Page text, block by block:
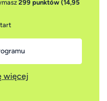
299 punktów (14,95
więcej